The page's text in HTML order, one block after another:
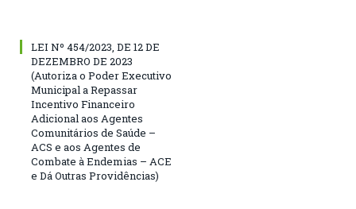
LEI Nº 454/2023, DE 12 DE
DEZEMBRO DE 2023
(Autoriza o Poder Executivo
Municipal a Repassar
Incentivo Financeiro
Adicional aos Agentes
Comunitários de Saúde –
ACS e aos Agentes de
Combate à Endemias – ACE
e Dá Outras Providências)